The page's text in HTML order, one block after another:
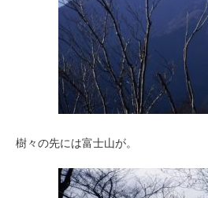
樹々の先には富士山が。